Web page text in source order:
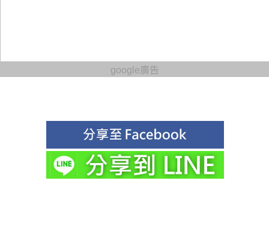
google廣告